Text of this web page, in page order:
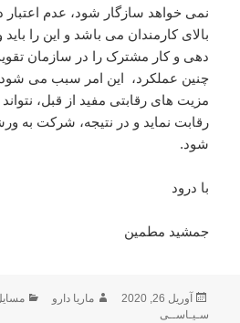
نمی خواهد سازگار شود، عدم
بالای کارمندان می باشد و این را باید
دهی و کار مشترک را در سازمان
چنین عملکرد، این امر سبب می
مزیت های رقابتی مفید از قبل، نتواند
رقابت نماید و در نتیجه، شرکت به
شود.
با درود
جمشید مطمین
ارسال
شده
آوریل 26, 2020 نویسنده
ماریا دارو
سـیـاســی